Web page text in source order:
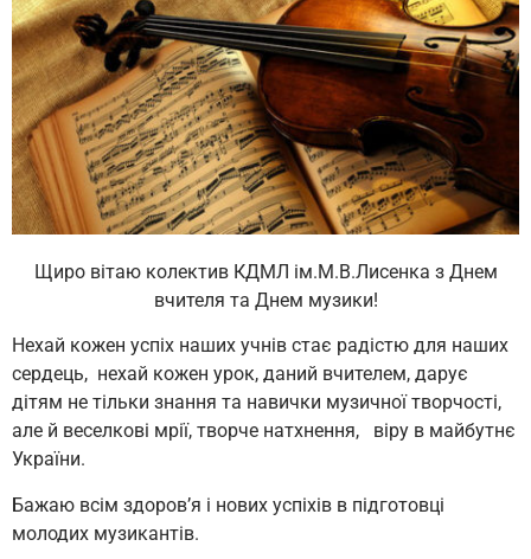
Щиро вітаю колектив КДМЛ ім.М.В.Лисенка з Днем
вчителя та Днем музики!
Нехай кожен успіх наших учнів стає радістю для наших
сердець, нехай кожен урок, даний вчителем, дарує
дітям не тільки знання та навички музичної творчості,
але й веселкові мрії, творче натхнення, віру в майбутнє
України.
Бажаю всім здоров’я і нових успіхів в підготовці
молодих музикантів.